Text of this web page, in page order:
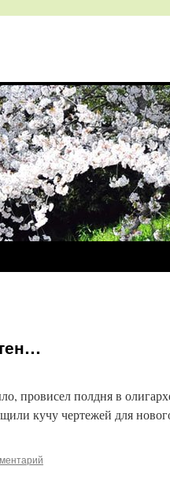
провисел полдня в
кучу чертежей для